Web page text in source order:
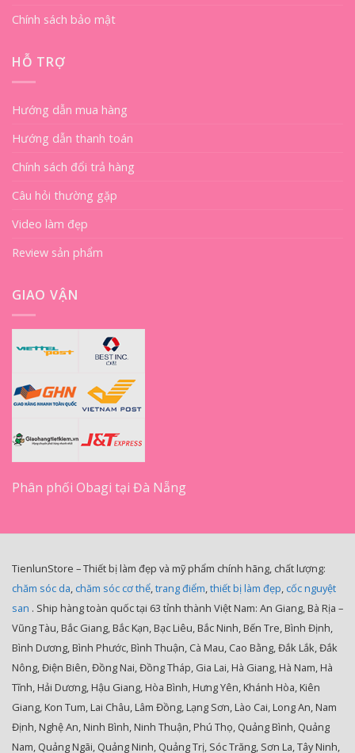
Chính sách bảo mật
HỖ TRỢ
Hướng dẫn mua hàng
Hướng dẫn thanh toán
Chính sách đổi trả hàng
Câu hỏi thường gặp
Video làm đẹp
Review sản phẩm
GIAO VẬN
Phân phối Obagi tại Đà Nẵng
TienlunStore – Thiết bị làm đẹp và mỹ phẩm chính hãng, chất lượng:
chăm sóc da, chăm sóc cơ thể,trang điểm,thiết bị làm đẹp, cốc nguyệt
san . Ship hàng toàn quốc tại 63 tỉnh thành Việt Nam: An Giang, Bà Rịa –
Vũng Tàu, Bắc Giang, Bắc Kạn, Bạc Liêu, Bắc Ninh, Bến Tre, Bình Định,
Bình Dương, Bình Phước, Bình Thuận, Cà Mau, Cao Bằng, Đắk Lắk, Đắk
Nông, Điện Biên, Đồng Nai, Đồng Tháp, Gia Lai, Hà Giang, Hà Nam, Hà
Tĩnh, Hải Dương, Hậu Giang, Hòa Bình, Hưng Yên, Khánh Hòa, Kiên
Giang, Kon Tum, Lai Châu, Lâm Đồng, Lạng Sơn, Lào Cai, Long An, Nam
Định, Nghệ An, Ninh Bình, Ninh Thuận, Phú Thọ, Quảng Bình, Quảng
Nam, Quảng Ngãi, Quảng Ninh, Quảng Trị, Sóc Trăng, Sơn La, Tây Ninh,